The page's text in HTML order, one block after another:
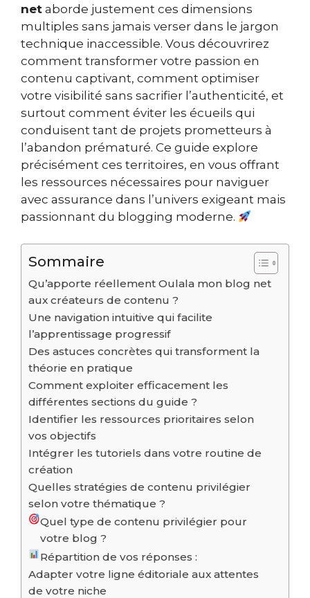
net aborde justement ces dimensions
multiples sans jamais verser dans le jargon
technique inaccessible. Vous découvrirez
comment transformer votre passion en
contenu captivant, comment optimiser
votre visibilité sans sacrifier l’authenticité, et
surtout comment éviter les écueils qui
conduisent tant de projets prometteurs à
l’abandon prématuré. Ce guide explore
précisément ces territoires, en vous offrant
les ressources nécessaires pour naviguer
avec assurance dans l’univers exigeant mais
passionnant du blogging moderne.
Sommaire
Qu’apporte réellement Oulala mon blog net
aux créateurs de contenu ?
Une navigation intuitive qui facilite
l’apprentissage progressif
Des astuces concrètes qui transforment la
théorie en pratique
Comment exploiter efficacement les
différentes sections du guide ?
Identifier les ressources prioritaires selon
vos objectifs
Intégrer les tutoriels dans votre routine de
création
Quelles stratégies de contenu privilégier
selon votre thématique ?
Quel type de contenu privilégier pour
votre blog ?
Répartition de vos réponses :
Adapter votre ligne éditoriale aux attentes
de votre niche